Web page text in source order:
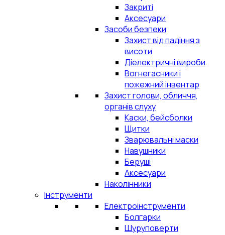
Закриті
Аксесуари
Засоби безпеки
Захист від падіння з
висоти
Діелектричні вироби
Вогнегасники і
пожежний інвентар
Захист голови, обличчя,
органів слуху
Каски, бейсболки
Щитки
Зварювальні маски
Навушники
Беруші
Аксесуари
Наколінники
Інструменти
Електроінструменти
Болгарки
Шуруповерти